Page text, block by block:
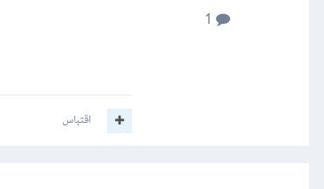
اقتباس